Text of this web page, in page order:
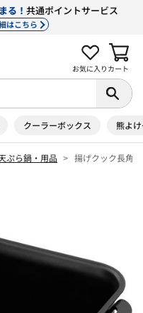
る！ 共通ポイントサービス
はこちら
お気に入り カート
クーラーボックス 熊よ
ぷら鍋・用品 揚げクック長角